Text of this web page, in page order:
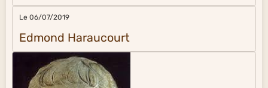
Le 06/07/2019
Edmond Haraucourt